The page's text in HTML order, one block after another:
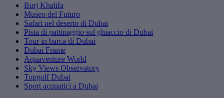
Burj Khalifa
Museo del Futuro
Safari nel deserto di Dubai
Pista di pattinaggio sul ghiaccio di Dubai
Tour in barca di Dubai
Dubai Frame
Aquaventure World
Sky Views Observatory
Topgolf Dubai
Sport acquatici a Dubai